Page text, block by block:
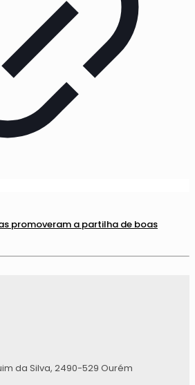
promoveram a partilha de boas
da Silva, 2490-529 Ourém